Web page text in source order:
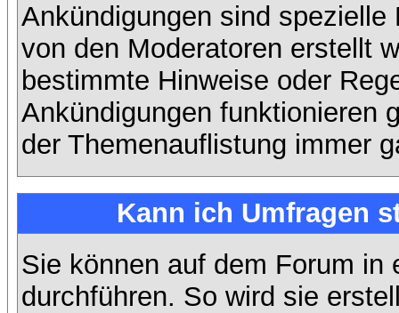
Ankündigungen sind
von den Moderatoren erstellt
bestimmte Hinweise oder
Ankündigungen funktionieren
der Themenauflistung immer
Kann ich Umfragen
Sie können auf dem Forum in
durchführen. So wird sie